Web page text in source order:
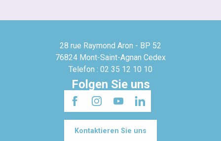
28 rue Raymond Aron - BP 52
76824 Mont-Saint-Agnan Cedex
Telefon : 02 35 12 10 10
Folgen Sie uns
Kontaktieren Sie uns